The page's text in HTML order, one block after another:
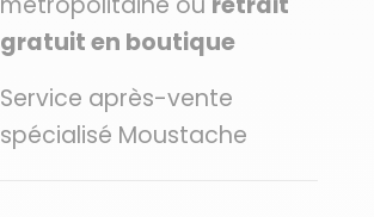
gratuit en boutique
Service après-vente
spécialisé Moustache